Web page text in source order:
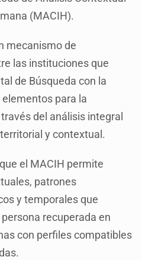
(MACIH).
mecanismo de
las instituciones que
de Búsqueda con la
para la
del análisis integral
y contextual.
el MACIH permite
patrones
y temporales que
recuperada en
con perfiles compatibles